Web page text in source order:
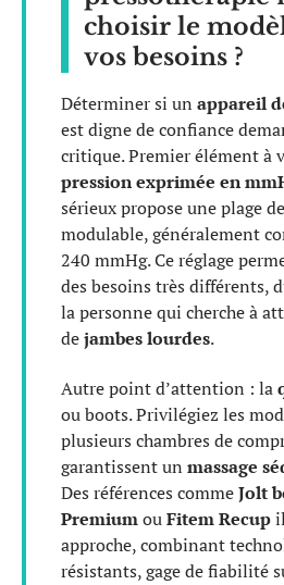
choisir le
vos besoins ?
Déterminer si un appareil
est digne de confiance
critique. Premier élément à
pression exprimée en
sérieux propose une plage
modulable, généralement
240 mmHg. Ce réglage
des besoins très différents,
la personne qui cherche à
dejambes lourdes.
Autre point d’attention : la
ou boots. Privilégiez les
plusieurs chambres de
garantissent un massage
Des références commeJolt
PremiumouFitem Recup
approche, combinant
résistants, gage de fiabilité